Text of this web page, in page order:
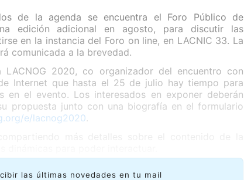
de la agenda se encuentra el Foro Público de
edición adicional en agosto, para discutir las
en la instancia del Foro on line, en LACNIC 33. La
comunicada a la brevedad.
2020, co organizador del encuentro con
Internet que hasta el 25 de julio hay tiempo para
en el evento. Los interesados en exponer deberán
propuesta junto con una biografía en el formulario
e/lacnog2020.
las últimas novedades en tu mail